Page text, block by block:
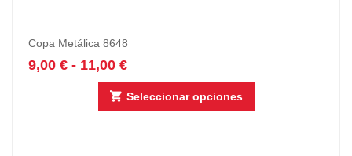
Copa Metálica 8648
9,00 € - 11,00 €
Seleccionar opciones